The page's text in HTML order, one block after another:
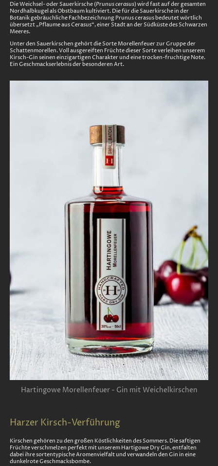
Die Weichsel- oder Sauerkirsche (Prunus cerasus) wird fast auf der gesamten
Nordhalbkugel als Obstbaum kultiviert. Die für die Sauerkirsche in der
Botanik gebräuchliche Fachbezeichnung Prunus cerasus bedeutet wörtlich
übersetzt „Pflaume aus Cerasus“, einer Stadt an der Südküste des Schwarzen
Meeres.
Unter den Sauerkirschen gehört die Sorte Morellenfeuer zur Gruppe der
Schattenmorellen. Voll ausgereiften Früchte dieser Sorte verleihen unserem
Kirsch-Gin seinen einzigartigen Charakter und eine trocken-fruchtige Note.
Ein Geschmackserlebnis der besonderen Art.
Hartingowe Morellenfeuer - Gin mit Weichelkirschen
Harzer Kirsch-Verführung
Kirschen gehören zu den großen Köstlichkeiten des Sommers. Die saftigen
Früchte verschmelzen perfekt mit unserem Hartigowe Dry Gin, entfalten
dabei ihre sortentypische Aromenvielfalt und verwandeln den Gin in eine
dunkelrote Geschmacksbombe.